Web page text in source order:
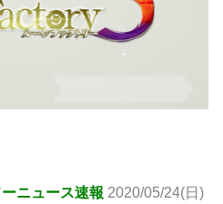
ニュース速報 2020/05/24(日)